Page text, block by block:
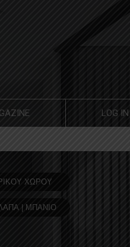
LOG IN
ΧΩΡΟΥ
| ΜΠΑΝΙΟ